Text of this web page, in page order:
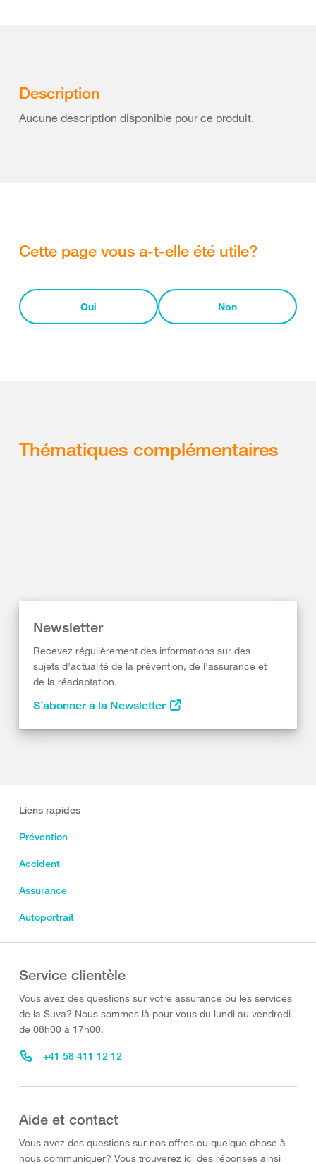
Description
Aucune description disponible pour ce produit.
Cette page vous a-t-elle été utile?
Oui Non
Thématiques complémentaires
Newsletter
Recevez régulièrement des informations sur des
sujets d’actualité de la prévention, de l’assurance et
de la réadaptation.
S’abonner à la Newsletter
Liens rapides
Prévention
Accident
Assurance
Autoportrait
Service clientèle
Vous avez des questions sur votre assurance ou les services
de la Suva? Nous sommes là pour vous du lundi au vendredi
de 08h00 à 17h00.
+41 58 411 12 12
Aide et contact
Vous avez des questions sur nos offres ou quelque chose à
nous communiquer? Vous trouverez ici des réponses ainsi